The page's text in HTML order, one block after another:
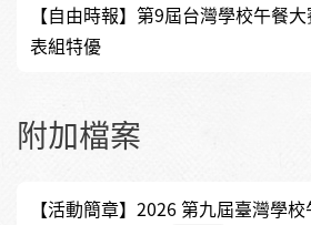
【自由時報】第9屆台灣學校午餐
表組特優
附加檔案
【活動簡章】2026 第九屆臺灣學